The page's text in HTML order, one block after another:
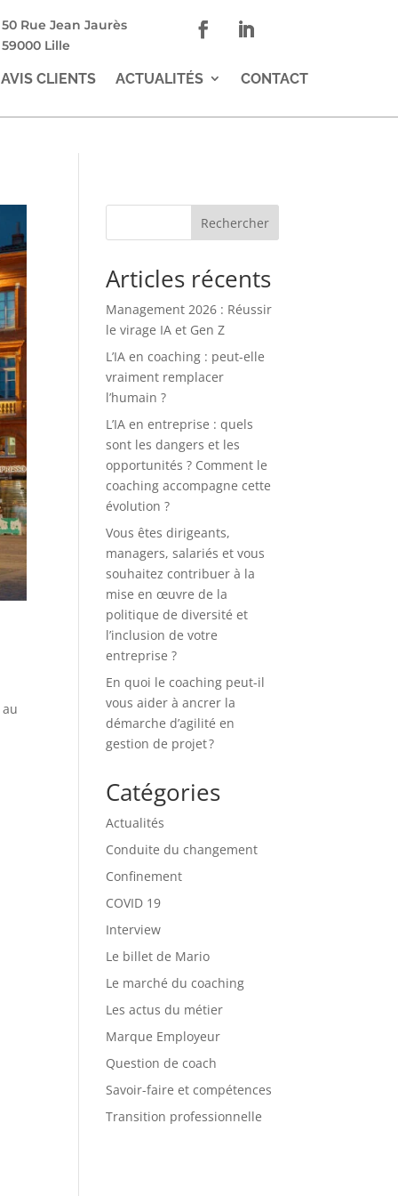
50 Rue Jean Jaurès
59000 Lille
AVIS CLIENTS ACTUALITÉS CONTACT
Rechercher
Articles récents
Management 2026 : Réussir
le virage IA et Gen Z
L’IA en coaching : peut-elle
vraiment remplacer
l’humain ?
L’IA en entreprise : quels
sont les dangers et les
opportunités ? Comment le
coaching accompagne cette
évolution ?
Vous êtes dirigeants,
managers, salariés et vous
souhaitez contribuer à la
mise en œuvre de la
politique de diversité et
l’inclusion de votre
entreprise ?
En quoi le coaching peut-il
vous aider à ancrer la
démarche d’agilité en
gestion de projet ?
Catégories
Actualités
Conduite du changement
Confinement
COVID 19
Interview
Le billet de Mario
Le marché du coaching
Les actus du métier
Marque Employeur
Question de coach
Savoir-faire et compétences
Transition professionnelle